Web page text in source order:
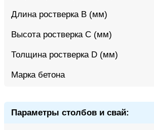
Длина ростверка B (мм)
Высота ростверка C (мм)
Толщина ростверка D (мм)
Марка бетона
Параметры столбов и свай: